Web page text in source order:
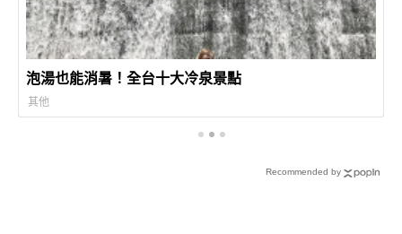
泡湯也能消暑！全台十大冷泉景點
其他
Recommended by